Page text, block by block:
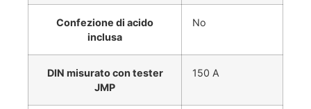
Confezione di acido
inclusa
No
DIN misurato con tester
JMP
150 A